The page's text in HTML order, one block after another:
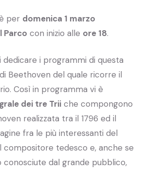
per domenica 1 marzo
Parco con inizio alle ore 18.
dedicare i programmi di questa
Beethoven del quale ricorre il
Così in programma vi è
dei tre Trii che compongono
realizzata tra il 1796 ed il
fra le più interessanti del
compositore tedesco e, anche se
dal grande pubblico,